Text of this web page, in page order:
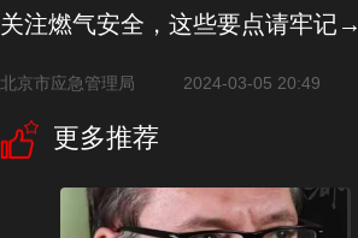
关注燃气安全，这些要点请牢记→
北京市应急管理局 2024-03-05 20:49
更多推荐